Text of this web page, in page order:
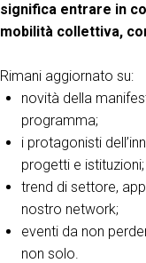
Media
ESPONI A IBE
Richiedi un
significa entrare in
mobilità collettiva,
Rimani aggiornato su:
novità della
programma;
i protagonisti
progetti e istituzioni;
trend di settore,
nostro network;
eventi da non
non solo.